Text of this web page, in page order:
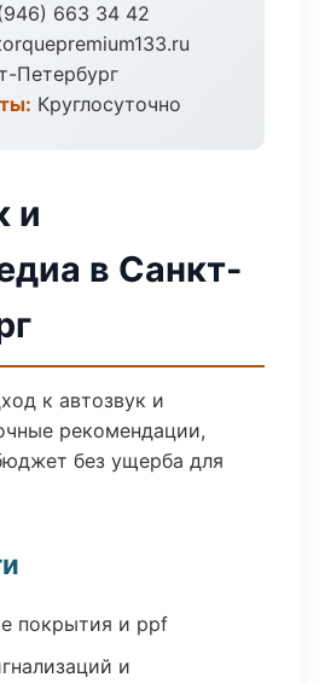
663 34 42
Петербург
Круглосуточно
и
в Санкт-
к автозвук и
рекомендации,
без ущерба для
покрытия и ppf
и